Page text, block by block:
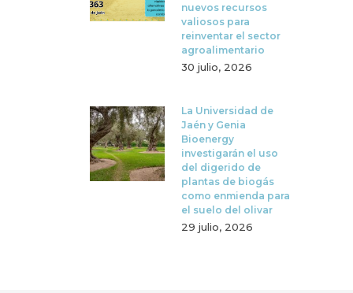
nuevos recursos
valiosos para
reinventar el sector
agroalimentario
30 julio, 2026
La Universidad de
Jaén y Genia
Bioenergy
investigarán el uso
del digerido de
plantas de biogás
como enmienda para
el suelo del olivar
29 julio, 2026